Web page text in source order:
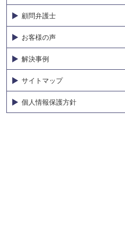
顧問弁護士
お客様の声
解決事例
サイトマップ
個人情報保護方針